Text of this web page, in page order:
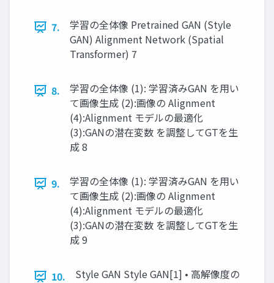
7.
学習の全体像 Pretrained GAN (Style
GAN) Alignment Network (Spatial
Transformer) 7
8.
学習の全体像 (1): 学習済みGAN を用い
て画像生成 (2):画像の Alignment
(4):Alignment モデルの最適化
(3):GANの潜在変数 を調整してGTを生
成 8
9.
学習の全体像 (1): 学習済みGAN を用い
て画像生成 (2):画像の Alignment
(4):Alignment モデルの最適化
(3):GANの潜在変数 を調整してGTを生
成 9
10.
Style GAN Style GAN[1] • 高解像度の